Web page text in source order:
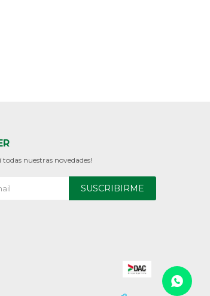
todas nuestras novedades!
SUSCRIBIRME